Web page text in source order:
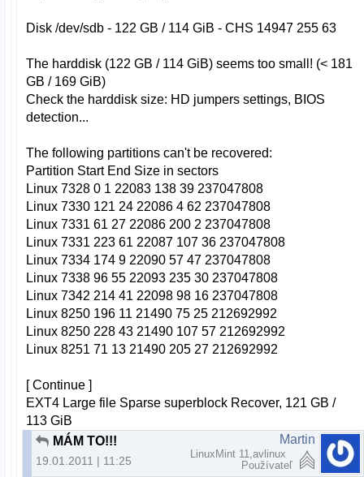
Disk /dev/sdb - 122 GB / 114 GiB - CHS 14947 255 63
The harddisk (122 GB / 114 GiB) seems too small! (< 181
GB / 169 GiB)
Check the harddisk size: HD jumpers settings, BIOS
detection...
The following partitions can't be recovered:
Partition Start End Size in sectors
Linux 7328 0 1 22083 138 39 237047808
Linux 7330 121 24 22086 4 62 237047808
Linux 7331 61 27 22086 200 2 237047808
Linux 7331 223 61 22087 107 36 237047808
Linux 7334 174 9 22090 57 47 237047808
Linux 7338 96 55 22093 235 30 237047808
Linux 7342 214 41 22098 98 16 237047808
Linux 8250 196 11 21490 75 25 212692992
Linux 8250 228 43 21490 107 57 212692992
Linux 8251 71 13 21490 205 27 212692992
[ Continue ]
EXT4 Large file Sparse superblock Recover, 121 GB /
113 GiB
MÁM TO!!!
19.01.2011 | 11:25
Martin
LinuxMint 11,avlinux
Používateľ